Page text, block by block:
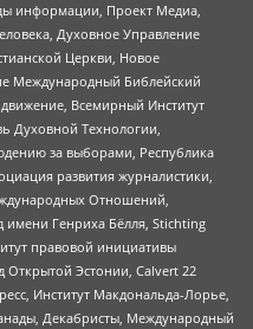
информации, Проект Медиа,
Духовное Управление
Церкви, Новое
Международный Библейский
Всемирный Институт
Духовной Технологии,
за выборами, Республика
развития журналистики,
Отношений,
Генриха Бёлля, Stichting
правовой инициативы
Эстонии, Calvert 22
Институт Макдональда-Лорье,
Декабристы, Международный